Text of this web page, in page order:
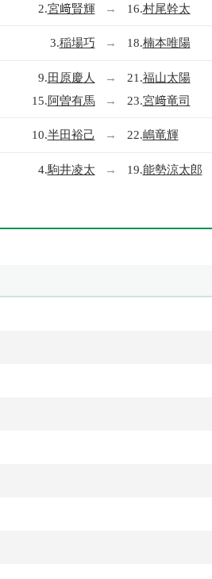
2.宮﨑賢輝 → 16.村尾幹太
3.稲場巧 → 18.楠本唯陽
9.田原慶人 → 21.福山太陽
15.阿曽有馬 → 23.宮﨑竜司
10.半田裕己 → 22.嶋竜輝
4.駒井凌太 → 19.能勢涼太郎